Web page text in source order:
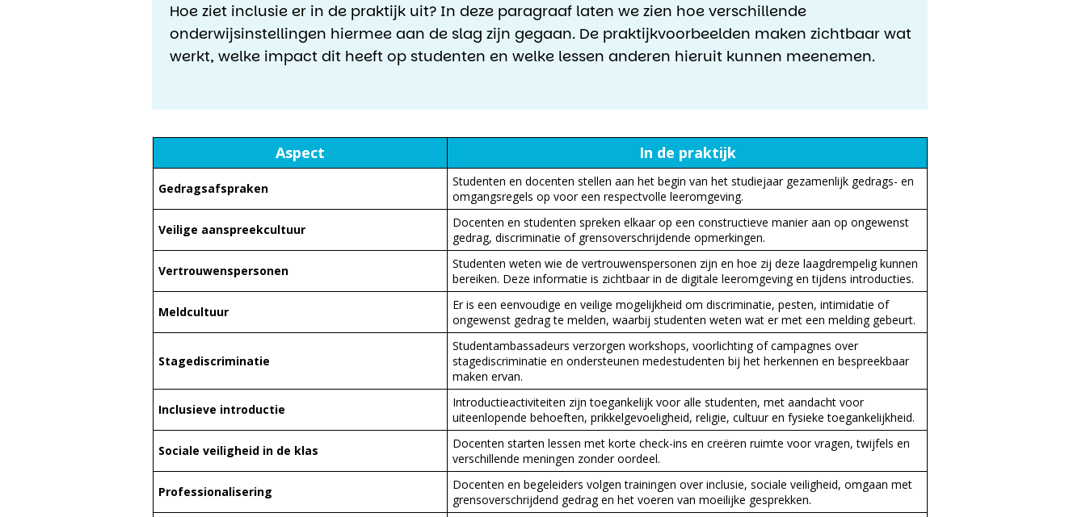
Aspect In de praktijk
Gedragsafspraken
Studenten en docenten stellen aan het begin van het studiejaar gezamenlijk gedrags- en
omgangsregels op voor een respectvolle leeromgeving.
Veilige aanspreekcultuur
Docenten en studenten spreken elkaar op een constructieve manier aan op ongewenst
gedrag, discriminatie of grensoverschrijdende opmerkingen.
Vertrouwenspersonen
Studenten weten wie de vertrouwenspersonen zijn en hoe zij deze laagdrempelig kunnen
bereiken. Deze informatie is zichtbaar in de digitale leeromgeving en tijdens introducties.
Meldcultuur
Er is een eenvoudige en veilige mogelijkheid om discriminatie, pesten, intimidatie of
ongewenst gedrag te melden, waarbij studenten weten wat er met een melding gebeurt.
Stagediscriminatie
Studentambassadeurs verzorgen workshops, voorlichting of campagnes over
stagediscriminatie en ondersteunen medestudenten bij het herkennen en bespreekbaar
maken ervan.
Inclusieve introductie
Introductieactiviteiten zijn toegankelijk voor alle studenten, met aandacht voor
uiteenlopende behoeften, prikkelgevoeligheid, religie, cultuur en fysieke toegankelijkheid.
Sociale veiligheid in de klas
Docenten starten lessen met korte check-ins en creëren ruimte voor vragen, twijfels en
verschillende meningen zonder oordeel.
Professionalisering
Docenten en begeleiders volgen trainingen over inclusie, sociale veiligheid, omgaan met
grensoverschrijdend gedrag en het voeren van moeilijke gesprekken.
Hoe ziet inclusie er in de praktijk uit? In deze paragraaf laten we zien hoe verschillende
onderwijsinstellingen hiermee aan de slag zijn gegaan. De praktijkvoorbeelden maken zichtbaar wat
werkt, welke impact dit heeft op studenten en welke lessen anderen hieruit kunnen meenemen.